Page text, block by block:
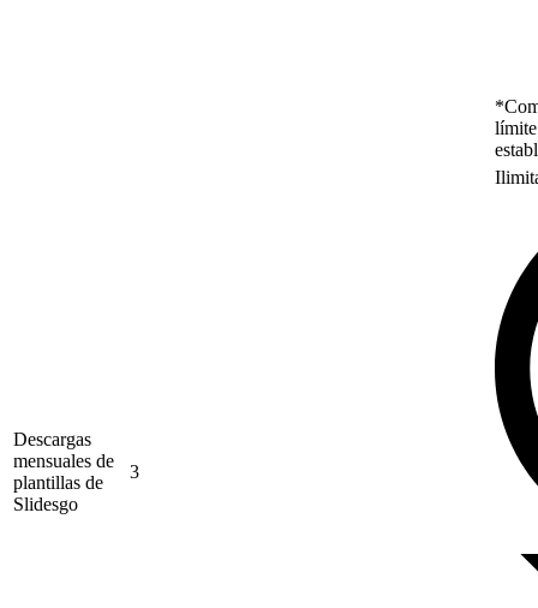
Descargas
mensuales de
plantillas de
Slidesgo
3